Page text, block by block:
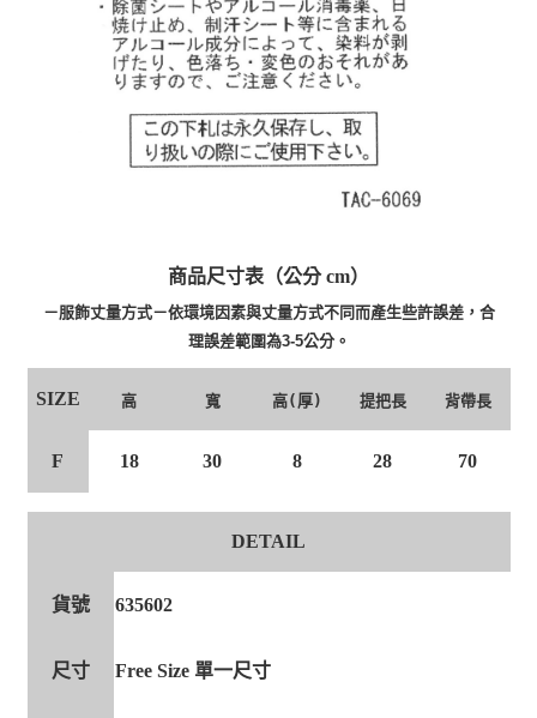
商品尺寸表（公分 cm）
－服飾丈量方式－依環境因素與丈量方式不同而產生些許誤差，合
理誤差範圍為3-5公分。
SIZE 高 寬 高(厚) 提把長 背帶長
F 18 30 8 28 70
DETAIL
貨號 635602
尺寸 Free Size 單一尺寸